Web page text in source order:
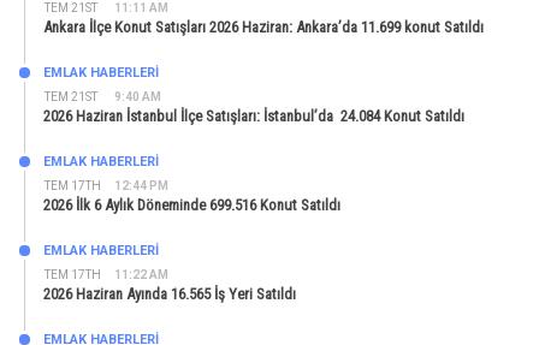
TEM 21ST 11:11 AM
Ankara İlçe Konut Satışları 2026 Haziran: Ankara’da 11.699 konut Satıldı
TEM 21ST 9:40 AM
EMLAK HABERLERI
2026 Haziran İstanbul İlçe Satışları: İstanbul’da 24.084 Konut Satıldı
TEM 17TH 12:44 PM
EMLAK HABERLERI
2026 İlk 6 Aylık Döneminde 699.516 Konut Satıldı
TEM 17TH 11:22 AM
EMLAK HABERLERI
2026 Haziran Ayında 16.565 İş Yeri Satıldı
EMLAK HABERLERI